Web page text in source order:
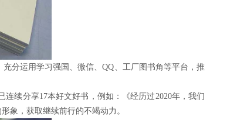
分运用学习强国、微信、QQ、工厂图书角等平台，推
续分享17本好文好书，例如：《经历过2020年，我们
象，获取继续前行的不竭动力。